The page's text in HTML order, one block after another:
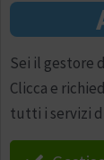
Sei il gestore
Clicca e
tutti i servizi